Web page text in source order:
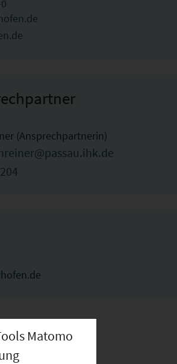
(Ansprechpartnerin)
Matomo